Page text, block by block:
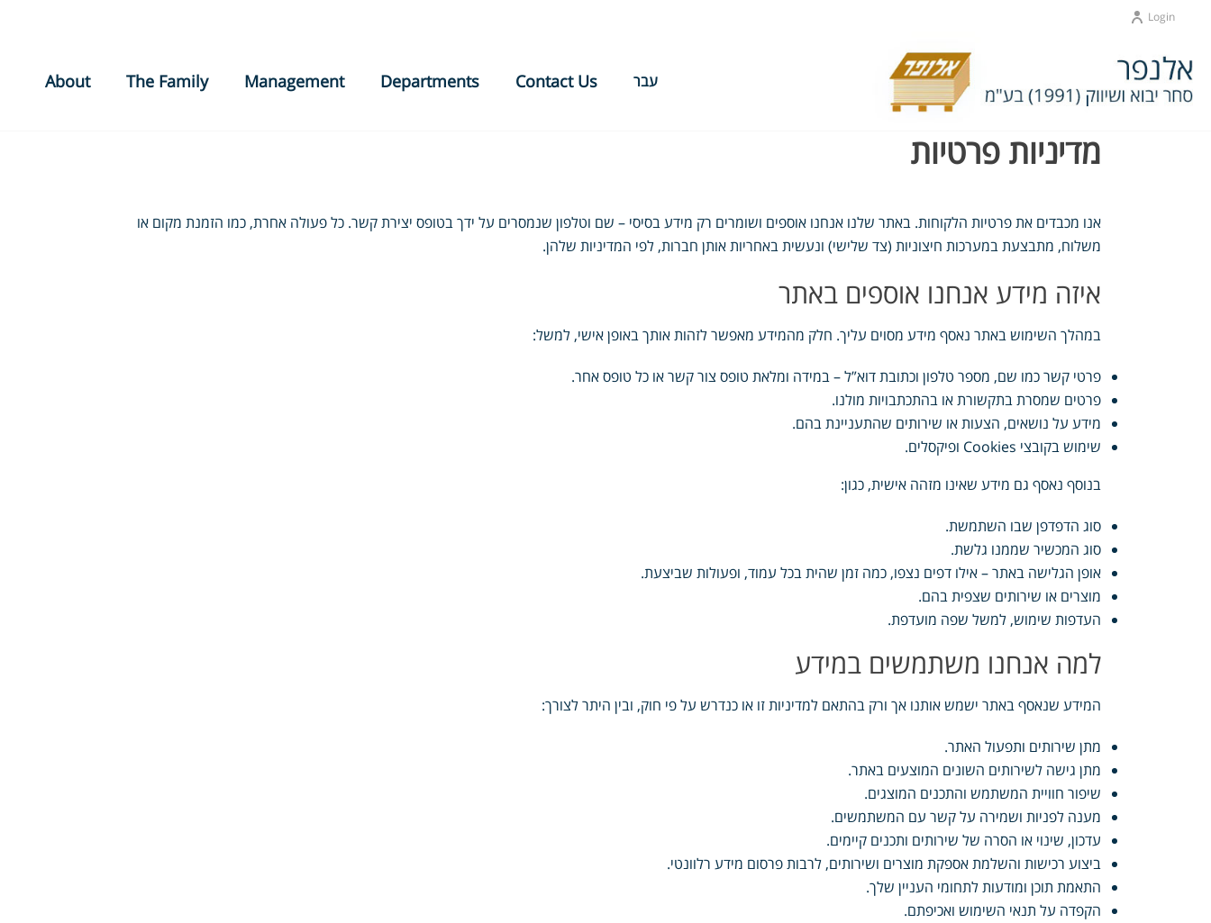
Login
עבר Contact Us
Departments
Management
The Family
About
מדיניות פרטיות
אנו מכבדים את פרטיות הלקוחות. באתר שלנו אנחנו אוספים ושומרים רק מידע בסיסי – שם וטלפון שנמסרים על ידך בטופס יצירת קשר. כל פעולה אחרת, כמו הזמנת מקום או
משלוח, מתבצעת במערכות חיצוניות (צד שלישי) ונעשית באחריות אותן חברות, לפי המדיניות שלהן.
איזה מידע אנחנו אוספים באתר
במהלך השימוש באתר נאסף מידע מסוים עליך. חלק מהמידע מאפשר לזהות אותך באופן אישי, למשל:
פרטי קשר כמו שם, מספר טלפון וכתובת דוא”ל – במידה ומלאת טופס צור קשר או כל טופס אחר.
פרטים שמסרת בתקשורת או בהתכתבויות מולנו.
מידע על נושאים, הצעות או שירותים שהתעניינת בהם.
שימוש בקובצי Cookies ופיקסלים.
בנוסף נאסף גם מידע שאינו מזהה אישית, כגון:
סוג הדפדפן שבו השתמשת.
סוג המכשיר שממנו גלשת.
אופן הגלישה באתר – אילו דפים נצפו, כמה זמן שהית בכל עמוד, ופעולות שביצעת.
מוצרים או שירותים שצפית בהם.
העדפות שימוש, למשל שפה מועדפת.
למה אנחנו משתמשים במידע
המידע שנאסף באתר ישמש אותנו אך ורק בהתאם למדיניות זו או כנדרש על פי חוק, ובין היתר לצורך:
מתן שירותים ותפעול האתר.
מתן גישה לשירותים השונים המוצעים באתר.
שיפור חוויית המשתמש והתכנים המוצגים.
מענה לפניות ושמירה על קשר עם המשתמשים.
עדכון, שינוי או הסרה של שירותים ותכנים קיימים.
ביצוע רכישות והשלמת אספקת מוצרים ושירותים, לרבות פרסום מידע רלוונטי.
התאמת תוכן ומודעות לתחומי העניין שלך.
הקפדה על תנאי השימוש ואכיפתם.